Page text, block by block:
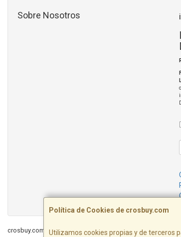
Política de Cookies de crosbuy.com
Utilizamos cookies propias y de terceros
Sobre Nosotros
crosbuy.com © 2026